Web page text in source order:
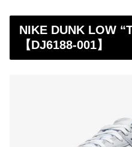
NIKE DUNK LOW
【DJ6188-001】